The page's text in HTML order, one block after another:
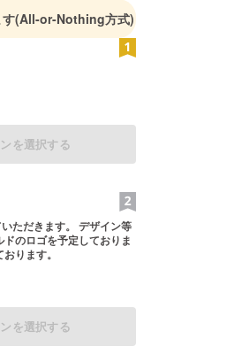
(All-or-Nothing方式)
を選択する
す。 デザイン等
のロゴを予定しておりま
ります。
を選択する